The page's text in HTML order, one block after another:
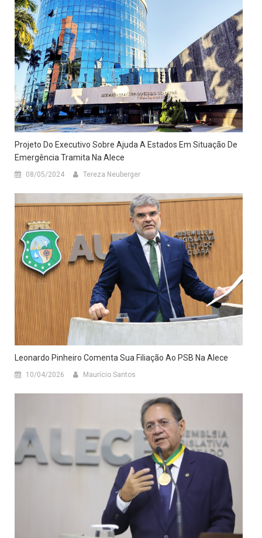
Projeto Do Executivo Sobre Ajuda A Estados Em Situação De
Emergência Tramita Na Alece
08/05/2024 Tereza Neuberger
Leonardo Pinheiro Comenta Sua Filiação Ao PSB Na Alece
10/04/2026 Maurício Santos